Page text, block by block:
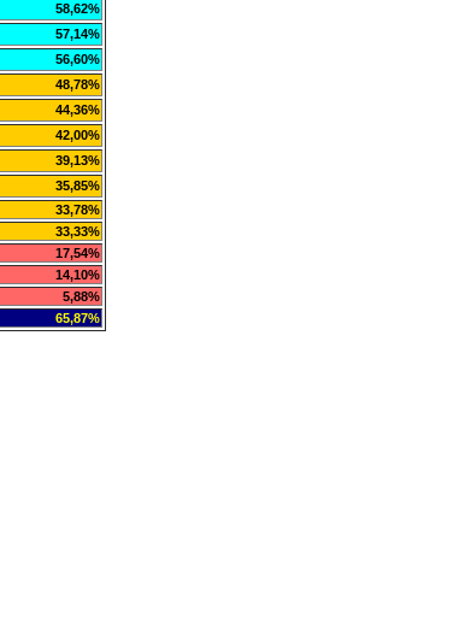
58,62%
57,14%
56,60%
48,78%
44,36%
42,00%
39,13%
35,85%
33,78%
33,33%
17,54%
14,10%
5,88%
65,87%